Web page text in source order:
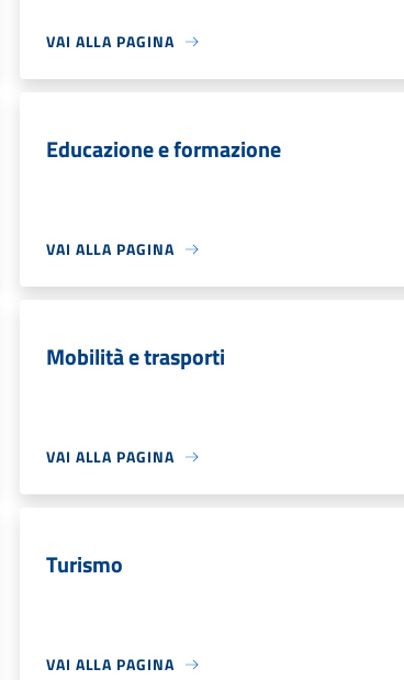
VAI ALLA PAGINA
Educazione e formazione
VAI ALLA PAGINA
Mobilità e trasporti
VAI ALLA PAGINA
Turismo
VAI ALLA PAGINA